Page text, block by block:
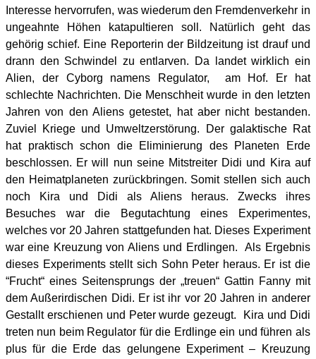
Interesse hervorrufen, was wiederum den Fremdenverkehr in
ungeahnte Höhen katapultieren soll. Natürlich geht das
gehörig schief. Eine Reporterin der Bildzeitung ist drauf und
drann den Schwindel zu entlarven. Da landet wirklich ein
Alien, der Cyborg namens Regulator, am Hof. Er hat
schlechte Nachrichten. Die Menschheit wurde in den letzten
Jahren von den Aliens getestet, hat aber nicht bestanden.
Zuviel Kriege und Umweltzerstörung. Der galaktische Rat
hat praktisch schon die Eliminierung des Planeten Erde
beschlossen. Er will nun seine Mitstreiter Didi und Kira auf
den Heimatplaneten zurückbringen. Somit stellen sich auch
noch Kira und Didi als Aliens heraus. Zwecks ihres
Besuches war die Begutachtung eines Experimentes,
welches vor 20 Jahren stattgefunden hat. Dieses Experiment
war eine Kreuzung von Aliens und Erdlingen. Als Ergebnis
dieses Experiments stellt sich Sohn Peter heraus. Er ist die
“Frucht“ eines Seitensprungs der „treuen“ Gattin Fanny mit
dem Außerirdischen Didi. Er ist ihr vor 20 Jahren in anderer
Gestallt erschienen und Peter wurde gezeugt. Kira und Didi
treten nun beim Regulator für die Erdlinge ein und führen als
plus für die Erde das gelungene Experiment – Kreuzung